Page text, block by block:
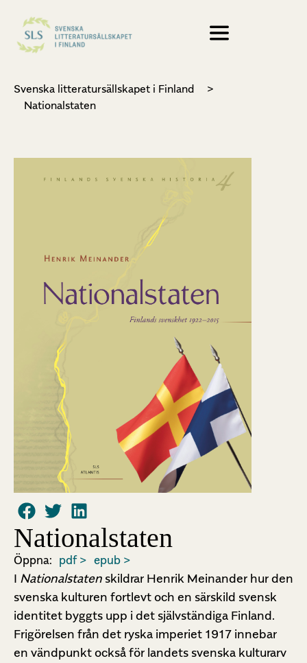
Svenska litteratursällskapet i Finland
>
Nationalstaten
Nationalstaten
Öppna: pdf > epub >
I Nationalstaten skildrar Henrik Meinander hur den
svenska kulturen fortlevt och en särskild svensk
identitet byggts upp i det självständiga Finland.
Frigörelsen från det ryska imperiet 1917 innebar
en vändpunkt också för landets svenska kulturarv